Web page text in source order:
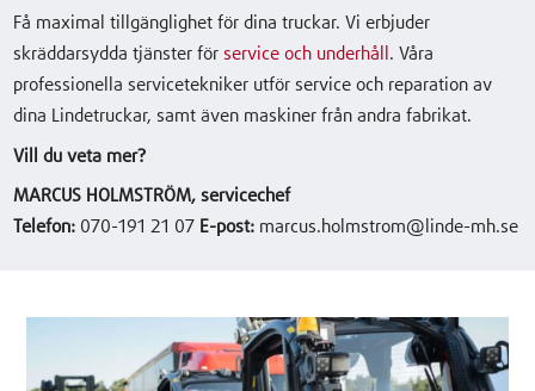
Få maximal tillgänglighet för dina truckar. Vi erbjuder
skräddarsydda tjänster förservice och underhåll . Våra
professionella servicetekniker utför service och reparation av
dina Lindetruckar, samt även maskiner från andra fabrikat.
Vill du veta mer?
MARCUS HOLMSTRÖM, servicechef
Telefon: 070-191 21 07 E-post: marcus.holmstrom@linde-mh.se